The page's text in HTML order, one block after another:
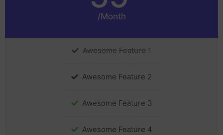
/Month
Awesome Feature 1
Awesome Feature 2
Awesome Feature 3
Awesome Feature 4